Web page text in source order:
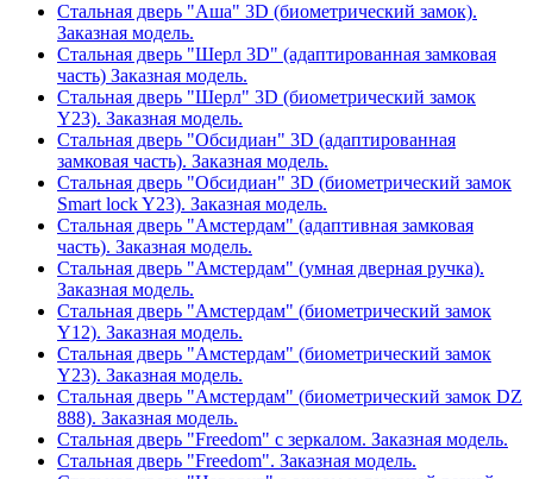
Стальная дверь "Аша" 3D (биометрический замок).
Заказная модель.
Стальная дверь "Шерл 3D" (адаптированная замковая
часть) Заказная модель.
Стальная дверь "Шерл" 3D (биометрический замок
Y23). Заказная модель.
Стальная дверь "Обсидиан" 3D (адаптированная
замковая часть). Заказная модель.
Стальная дверь "Обсидиан" 3D (биометрический замок
Smart lock Y23). Заказная модель.
Стальная дверь "Амстердам" (адаптивная замковая
часть). Заказная модель.
Стальная дверь "Амстердам" (умная дверная ручка).
Заказная модель.
Стальная дверь "Амстердам" (биометрический замок
Y12). Заказная модель.
Стальная дверь "Амстердам" (биометрический замок
Y23). Заказная модель.
Стальная дверь "Амстердам" (биометрический замок DZ
888). Заказная модель.
Стальная дверь "Freedom" с зеркалом. Заказная модель.
Стальная дверь "Freedom". Заказная модель.